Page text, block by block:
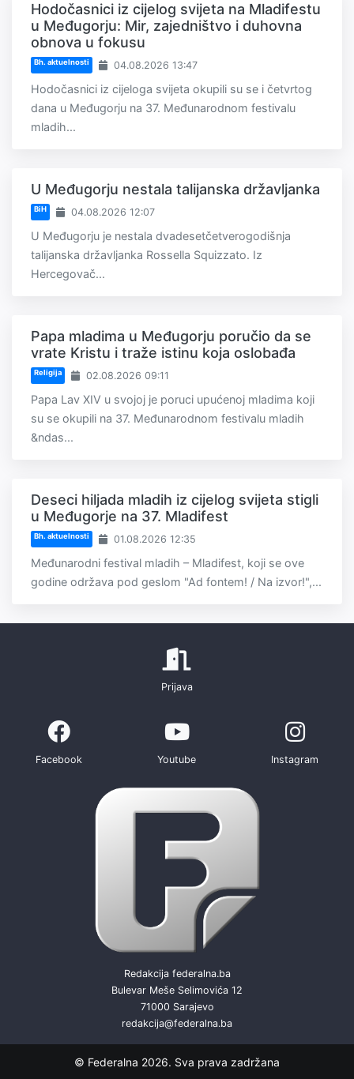
Hodočasnici iz cijelog svijeta na Mladifestu
u Međugorju: Mir, zajedništvo i duhovna
obnova u fokusu
Bh. aktuelnosti 04.08.2026 13:47
Hodočasnici iz cijeloga svijeta okupili su se i četvrtog
dana u Međugorju na 37. Međunarodnom festivalu
mladih...
U Međugorju nestala talijanska državljanka
BiH 04.08.2026 12:07
U Međugorju je nestala dvadesetčetverogodišnja
talijanska državljanka Rossella Squizzato. Iz
Hercegovač...
Papa mladima u Međugorju poručio da se
vrate Kristu i traže istinu koja oslobađa
Religija 02.08.2026 09:11
Papa Lav XIV u svojoj je poruci upućenoj mladima koji
su se okupili na 37. Međunarodnom festivalu mladih
&ndas...
Deseci hiljada mladih iz cijelog svijeta stigli
u Međugorje na 37. Mladifest
Bh. aktuelnosti 01.08.2026 12:35
Međunarodni festival mladih – Mladifest, koji se ove
godine održava pod geslom "Ad fontem! / Na izvor!",...
Prijava
Facebook Youtube Instagram
Redakcija federalna.ba
Bulevar Meše Selimovića 12
71000 Sarajevo
redakcija@federalna.ba
© Federalna 2026. Sva prava zadržana